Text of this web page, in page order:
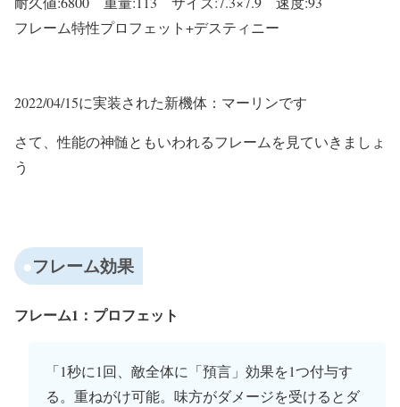
フレーム特性プロフェット+デスティニー
2022/04/15に実装された新機体：マーリンです
さて、性能の神髄ともいわれるフレームを見ていきましょ
う
フレーム効果
フレーム1：プロフェット
「1秒に1回、敵全体に「預言」効果を1つ付与す
る。重ねがけ可能。味方がダメージを受けるとダ